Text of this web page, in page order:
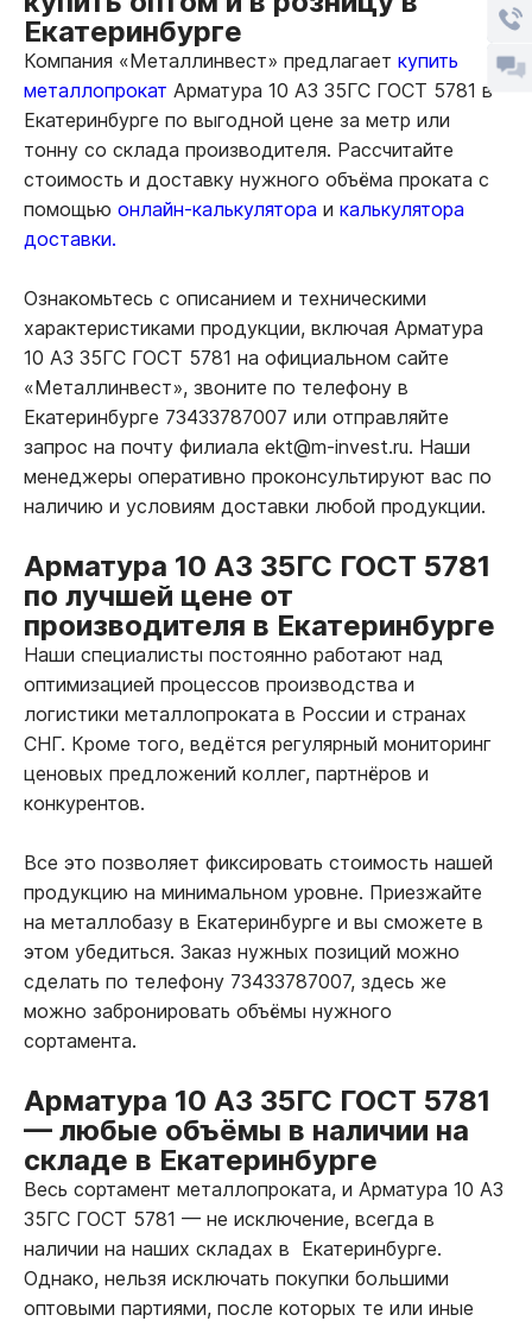
Екатеринбурге
Компания «Металлинвест» предлагает купить
металлопрокат Арматура 10 А3 35ГС ГОСТ 5781 в
Екатеринбурге по выгодной цене за метр или
тонну со склада производителя. Рассчитайте
стоимость и доставку нужного объёма проката с
помощью онлайн-калькулятора и калькулятора
доставки.
Ознакомьтесь с описанием и техническими
характеристиками продукции, включая Арматура
10 А3 35ГС ГОСТ 5781 на официальном сайте
«Металлинвест», звоните по телефону в
Екатеринбурге 73433787007 или отправляйте
запрос на почту филиала ekt@m-invest.ru. Наши
менеджеры оперативно проконсультируют вас по
наличию и условиям доставки любой продукции.
Арматура 10 А3 35ГС ГОСТ 5781
по лучшей цене от
производителя в Екатеринбурге
Наши специалисты постоянно работают над
оптимизацией процессов производства и
логистики металлопроката в России и странах
СНГ. Кроме того, ведётся регулярный мониторинг
ценовых предложений коллег, партнёров и
конкурентов.
Все это позволяет фиксировать стоимость нашей
продукцию на минимальном уровне. Приезжайте
на металлобазу в Екатеринбурге и вы сможете в
этом убедиться. Заказ нужных позиций можно
сделать по телефону 73433787007, здесь же
можно забронировать объёмы нужного
сортамента.
Арматура 10 А3 35ГС ГОСТ 5781
— любые объёмы в наличии на
складе в Екатеринбурге
Весь сортамент металлопроката, и Арматура 10 А3
35ГС ГОСТ 5781 — не исключение, всегда в
наличии на наших складах в Екатеринбурге.
Однако, нельзя исключать покупки большими
оптовыми партиями, после которых те или иные